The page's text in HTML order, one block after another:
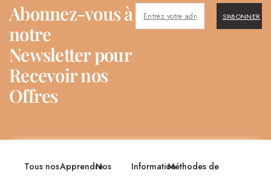
Abonnez-vous à
notre
Newsletter pour
Recevoir nos
Offres
S'ABONNER
Tous nosApprendreNos
InformationMéthodes de